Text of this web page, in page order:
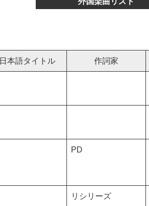
日本語タイトル 作詞家
PD
リシリーズ